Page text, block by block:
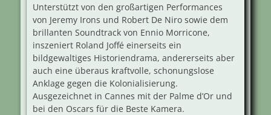
Unterstützt von den großartigen Performances
von Jeremy Irons und Robert De Niro sowie dem
brillanten Soundtrack von Ennio Morricone,
inszeniert Roland Joffé einerseits ein
bildgewaltiges Historiendrama, andererseits aber
auch eine überaus kraftvolle, schonungslose
Anklage gegen die Kolonialisierung.
Ausgezeichnet in Cannes mit der Palme d’Or und
bei den Oscars für die Beste Kamera.